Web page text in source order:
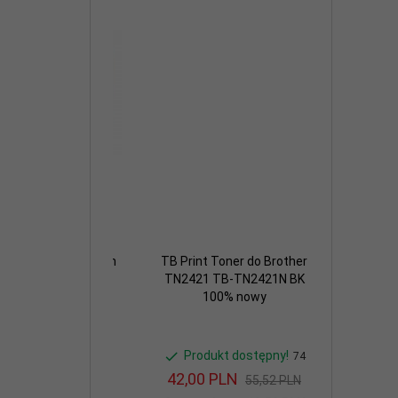
TB Print Toner do Brother
TN2421 TB-TN2421N BK
100% nowy
Produkt dostępny! 74
00 PLN 55,52 PLN